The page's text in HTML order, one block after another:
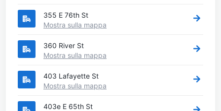
355 E 76th St
Mostra sulla mappa
360 River St
Mostra sulla mappa
403 Lafayette St
Mostra sulla mappa
403e E 65th St